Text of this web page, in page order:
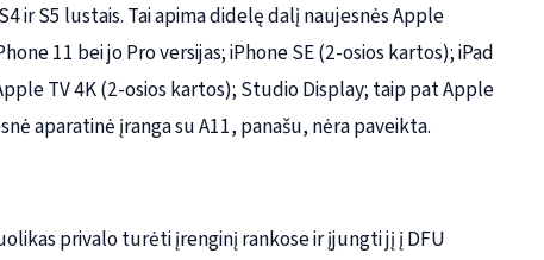
ir S5 lustais. Tai apima didelę dalį naujesnės Apple
11 bei jo Pro versijas; iPhone SE (2-osios kartos); iPad
TV 4K (2-osios kartos); Studio Display; taip pat Apple
aparatinė įranga su A11, panašu, nėra paveikta.
privalo turėti įrenginį rankose ir įjungti jį į DFU